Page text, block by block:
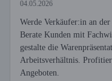
04.05.2026
Werde Verkäufer:in an
Berate Kunden mit
gestalte die
Arbeitsverhältnis.
Angeboten.